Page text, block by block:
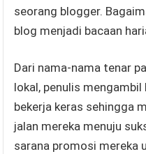
seorang blogger.
blog menjadi bacaan
Dari nama-nama tenar
lokal, penulis
bekerja keras sehingga
jalan mereka menuju
sarana promosi mereka